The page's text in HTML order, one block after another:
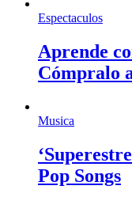
Espectaculos
Aprende
Cómpralo
Musica
Pop Songs